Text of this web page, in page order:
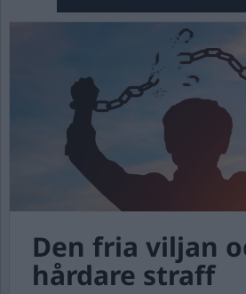
Den fria viljan
hårdare straff